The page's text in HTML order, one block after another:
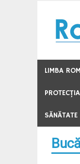
content
LIMBA
SĂNĂTATE